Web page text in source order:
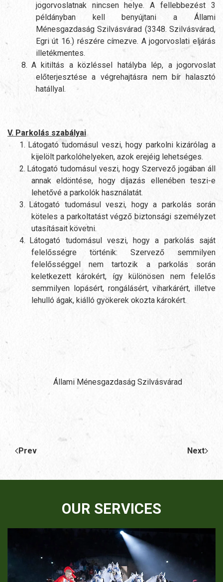
jogorvoslatnak nincsen helye. A fellebbezést 3
példányban kell benyújtani a Állami
Ménesgazdaság Szilvásvárad (3348. Szilvásvárad,
Egri út 16.) részére címezve. A jogorvoslati eljárás
illetékmentes.
8. A kitiltás a közléssel hatályba lép, a jogorvoslat
előterjesztése a végrehajtásra nem bír halasztó
hatállyal.
V. Parkolás szabályai
1. Látogató tudomásul veszi, hogy parkolni kizárólag a
kijelölt parkolóhelyeken, azok erejéig lehetséges.
2. Látogató tudomásul veszi, hogy Szervező jogában áll
annak eldöntése, hogy díjazás ellenében teszi-e
lehetővé a parkolók használatát.
3. Látogató tudomásul veszi, hogy a parkolás során
köteles a parkoltatást végző biztonsági személyzet
utasításait követni.
4.
Látogató tudomásul veszi, hogy a parkolás saját
felelősségre történik: Szervező semmilyen
felelősséggel nem tartozik a parkolás során
keletkezett károkért, így különösen nem felelős
semmilyen lopásért, rongálásért, viharkárért, illetve
lehulló ágak, kiálló gyökerek okozta károkért.
Állami Ménesgazdaság Szilvásvárad
Prev Next
OUR SERVICES